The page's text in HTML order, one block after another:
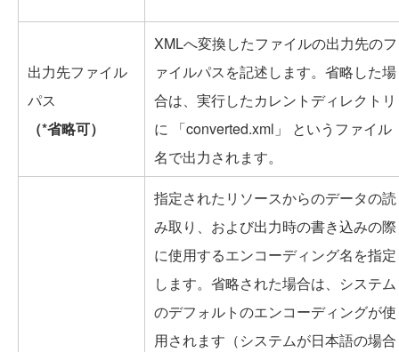
出力先ファイル
パス
（*省略可）
XMLへ変換したファイルの出力先のフ
ァイルパスを記述します。省略した場
合は、実行したカレントディレクトリ
に 「converted.xml」 というファイル
名で出力されます。
指定されたリソースからのデータの読
み取り、および出力時の書き込みの際
に使用するエンコーディング名を指定
します。省略された場合は、システム
のデフォルトのエンコーディングが使
用されます（システムが日本語の場合